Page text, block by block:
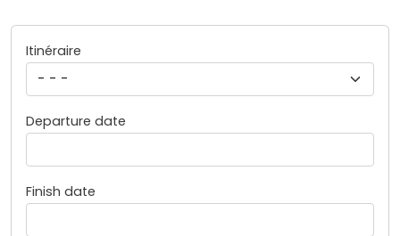
Itinéraire
Departure date
Finish date